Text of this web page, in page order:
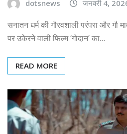
dotsnews जनवरी 4,
सनातन धर्म की गौरवशाली परंपरा और गौ
पर उकेरने वाली फिल्म ‘गोदान’ का…
READ MORE